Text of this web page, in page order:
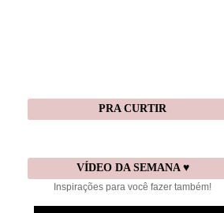
PRA CURTIR
VÍDEO DA SEMANA ♥
Inspirações para você fazer também!